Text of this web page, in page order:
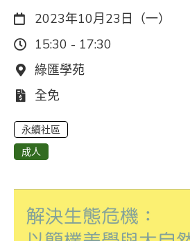
日期：
2023年10月23日（一）
時間：
15:30 - 17:30
地點：
綠匯學苑
費用：
全免
永續社區
成人